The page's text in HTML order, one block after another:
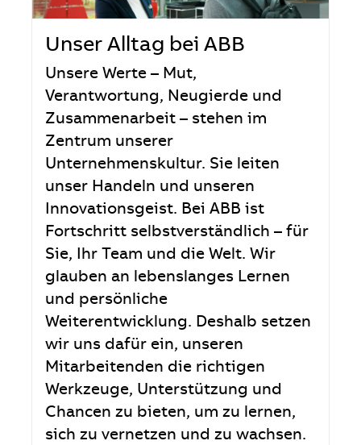
Unser Alltag bei ABB
Unsere Werte – Mut,
Verantwortung, Neugierde und
Zusammenarbeit – stehen im
Zentrum unserer
Unternehmenskultur. Sie leiten
unser Handeln und unseren
Innovationsgeist. Bei ABB ist
Fortschritt selbstverständlich – für
Sie, Ihr Team und die Welt. Wir
glauben an lebenslanges Lernen
und persönliche
Weiterentwicklung. Deshalb setzen
wir uns dafür ein, unseren
Mitarbeitenden die richtigen
Werkzeuge, Unterstützung und
Chancen zu bieten, um zu lernen,
sich zu vernetzen und zu wachsen.